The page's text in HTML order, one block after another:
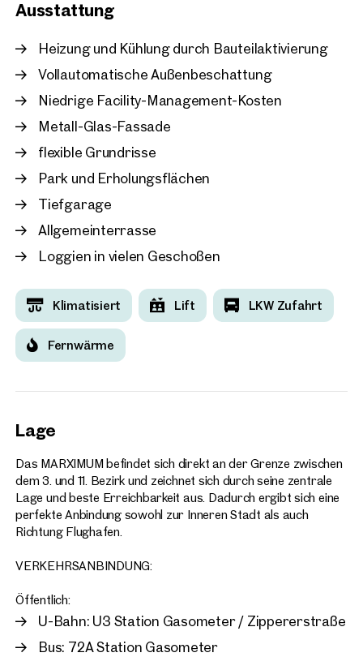
Ausstattung
Heizung und Kühlung durch Bauteilaktivierung
Vollautomatische Außenbeschattung
Niedrige Facility-Management-Kosten
Metall-Glas-Fassade
flexible Grundrisse
Park und Erholungsflächen
Tiefgarage
Allgemeinterrasse
Loggien in vielen Geschoßen
Klimatisiert Lift LKW Zufahrt
Fernwärme
Lage
Das MARXIMUM befindet sich direkt an der Grenze zwischen
dem 3. und 11. Bezirk und zeichnet sich durch seine zentrale
Lage und beste Erreichbarkeit aus. Dadurch ergibt sich eine
perfekte Anbindung sowohl zur Inneren Stadt als auch
Richtung Flughafen.
VERKEHRSANBINDUNG:
Öffentlich:
U-Bahn: U3 Station Gasometer / Zippererstraße
Bus: 72A Station Gasometer
Moderne Büros beim
Verfügbar Nach
€ 12,00 /m²/Monat netto